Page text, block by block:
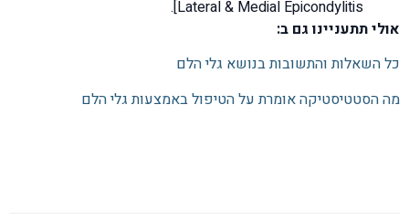
Lateral & Medial Epicondylitis].
אולי תתעניינו גם ב:
כל השאלות והתשובות בנושא גלי הלם
מה הסטטיסטיקה אומרת על הטיפול באמצעות גלי הלם